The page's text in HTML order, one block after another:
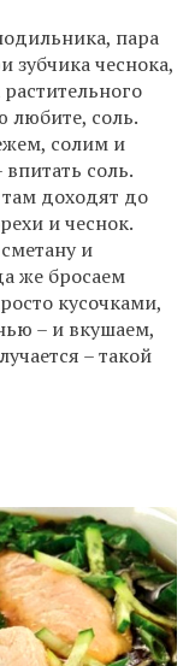
пара
зубчика чеснока,
любите, соль.
солим и
соль.
доходят до
и чеснок.
и
же бросаем
кусочками,
– и вкушаем,
– такой